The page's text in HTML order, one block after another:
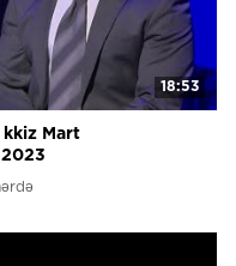
18:53
kkiz Mart